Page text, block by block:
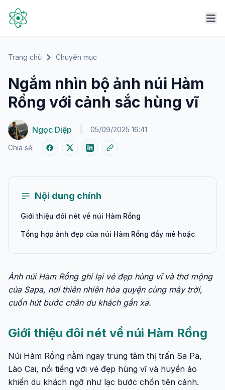
Trang chủ Chuyên mục
Ngắm nhìn bộ ảnh núi Hàm
Rồng với cảnh sắc hùng vĩ
Ngọc Diệp 05/09/2025 16:41
Chia sẻ:
Nội dung chính
Giới thiệu đôi nét về núi Hàm Rồng
Tổng hợp ảnh đẹp của núi Hàm Rồng đầy mê hoặc
Ảnh núi Hàm Rồng ghi lại vẻ đẹp hùng vĩ và thơ mộng
của Sapa, nơi thiên nhiên hòa quyện cùng mây trời,
cuốn hút bước chân du khách gần xa.
Giới thiệu đôi nét về núi Hàm Rồng
Núi Hàm Rồng nằm ngay trung tâm thị trấn Sa Pa,
Lào Cai, nổi tiếng với vẻ đẹp hùng vĩ và huyền ảo
khiến du khách ngỡ như lạc bước chốn tiên cảnh.